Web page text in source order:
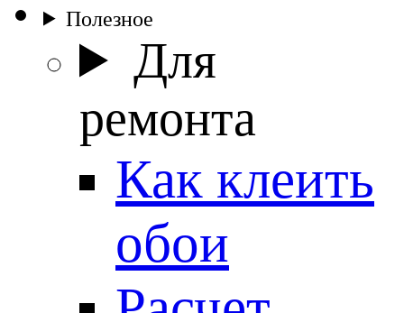
Полезное
Для
ремонта
Как клеить
обои